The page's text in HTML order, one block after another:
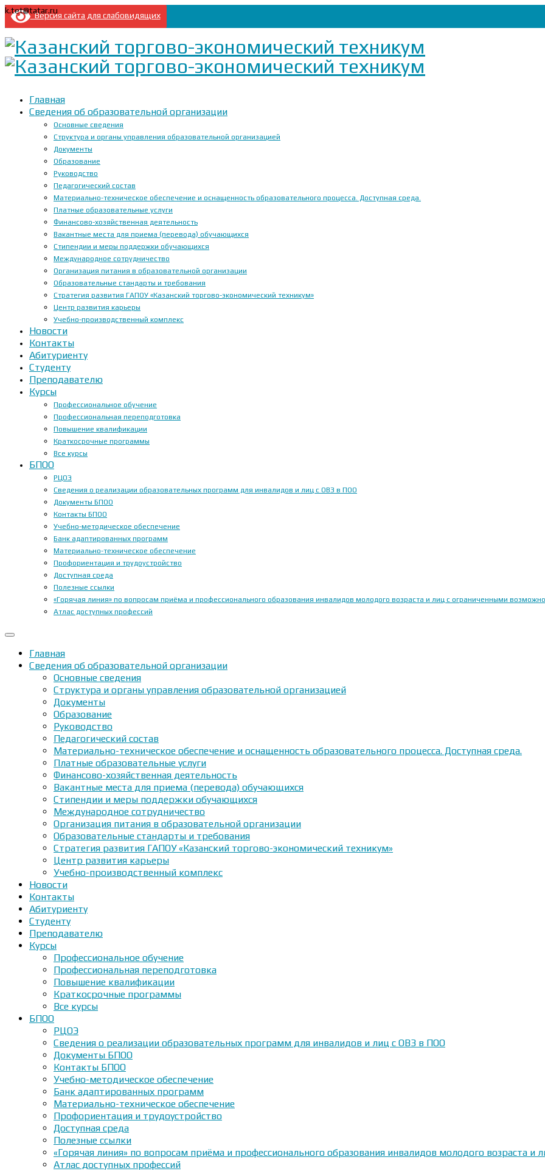
Версия сайта для слабовидящих
k.tet@tatar.ru
Главная
Сведения об образовательной организации
Основные сведения
Структура и органы управления образовательной организацией
Документы
Образование
Руководство
Педагогический состав
Материально-техническое обеспечение и оснащенность образовательного процесса. Доступная среда.
Платные образовательные услуги
Финансово-хозяйственная деятельность
Вакантные места для приема (перевода) обучающихся
Стипендии и меры поддержки обучающихся
Международное сотрудничество
Организация питания в образовательной организации
Образовательные стандарты и требования
Стратегия развития ГАПОУ «Казанский торгово-экономический техникум»
Центр развития карьеры
Учебно-производственный комплекс
Новости
Контакты
Абитуриенту
Студенту
Преподавателю
Курсы
Профессиональное обучение
Профессиональная переподготовка
Повышение квалификации
Краткосрочные программы
Все курсы
БПОО
РЦОЭ
Сведения о реализации образовательных программ для инвалидов и лиц с ОВЗ в ПОО
Документы БПОО
Контакты БПОО
Учебно-методическое обеспечение
Банк адаптированных программ
Материально-техническое обеспечение
Профориентация и трудоустройство
Доступная среда
Полезные ссылки
«Горячая линия» по вопросам приёма и профессионального образования инвалидов молодого возраста и лиц с ограниченными
Атлас доступных профессий
Главная
Сведения об образовательной организации
Основные сведения
Структура и органы управления образовательной организацией
Документы
Образование
Руководство
Педагогический состав
Материально-техническое обеспечение и оснащенность образовательного процесса. Доступная среда.
Платные образовательные услуги
Финансово-хозяйственная деятельность
Вакантные места для приема (перевода) обучающихся
Стипендии и меры поддержки обучающихся
Международное сотрудничество
Организация питания в образовательной организации
Образовательные стандарты и требования
Стратегия развития ГАПОУ «Казанский торгово-экономический техникум»
Центр развития карьеры
Учебно-производственный комплекс
Новости
Контакты
Абитуриенту
Студенту
Преподавателю
Курсы
Профессиональное обучение
Профессиональная переподготовка
Повышение квалификации
Краткосрочные программы
Все курсы
БПОО
РЦОЭ
Сведения о реализации образовательных программ для инвалидов и лиц с ОВЗ в ПОО
Документы БПОО
Контакты БПОО
Учебно-методическое обеспечение
Банк адаптированных программ
Материально-техническое обеспечение
Профориентация и трудоустройство
Доступная среда
Полезные ссылки
«Горячая линия» по вопросам приёма и профессионального образования инвалидов молодого возраста
Атлас доступных профессий